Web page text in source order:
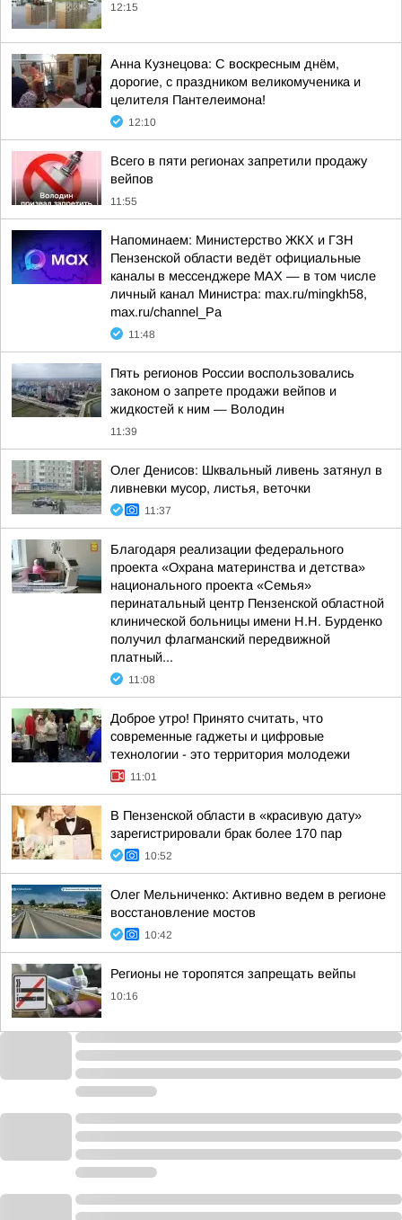
12:15
Анна Кузнецова: С воскресным днём,
дорогие, с праздником великомученика и
целителя Пантелеимона!
12:10
Всего в пяти регионах запретили продажу
вейпов
11:55
Напоминаем: Министерство ЖКХ и ГЗН
Пензенской области ведёт официальные
каналы в мессенджере МАХ — в том числе
личный канал Министра: max.ru/mingkh58,
max.ru/channel_Pa
11:48
Пять регионов России воспользовались
законом о запрете продажи вейпов и
жидкостей к ним — Володин
11:39
Олег Денисов: Шквальный ливень затянул в
ливневки мусор, листья, веточки
11:37
Благодаря реализации федерального
проекта «Охрана материнства и детства»
национального проекта «Семья»
перинатальный центр Пензенской областной
клинической больницы имени Н.Н. Бурденко
получил флагманский передвижной
платный...
11:08
Доброе утро! Принято считать, что
современные гаджеты и цифровые
технологии - это территория молодежи
11:01
В Пензенской области в «красивую дату»
зарегистрировали брак более 170 пар
10:52
Олег Мельниченко: Активно ведем в регионе
восстановление мостов
10:42
Регионы не торопятся запрещать вейпы
10:16